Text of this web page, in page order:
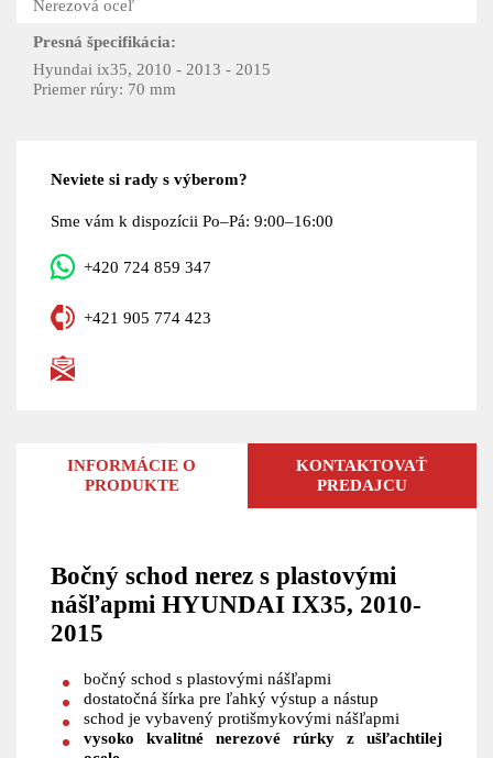
Nerezová oceľ
Presná špecifikácia:
Hyundai ix35, 2010 - 2013 - 2015
Priemer rúry: 70 mm
Neviete si rady s výberom?
Sme vám k dispozícii Po–Pá: 9:00–16:00
+420 724 859 347
+421 905 774 423
INFORMÁCIE O
PRODUKTE
KONTAKTOVAŤ
PREDAJCU
Bočný schod nerez s plastovými
nášľapmi HYUNDAI IX35, 2010-
2015
bočný schod s plastovými nášľapmi
dostatočná šírka pre ľahký výstup a nástup
schod je vybavený protišmykovými nášľapmi
vysoko kvalitné nerezové rúrky z ušľachtilej